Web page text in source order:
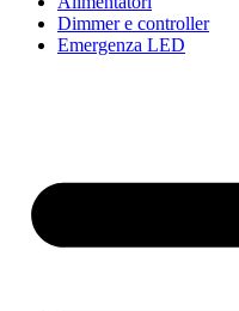
Dimmer e controller
Emergenza LED